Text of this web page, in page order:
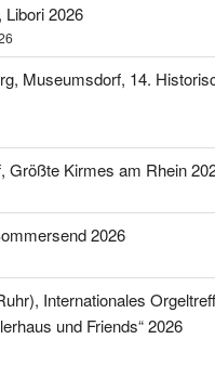
Libori 2026
Museumsdorf, 14.
Größte Kirmes am Rhein
2026
Internationales
und Friends“ 2026